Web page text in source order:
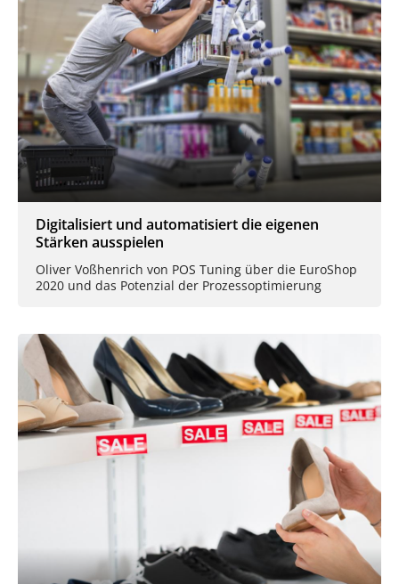
Digitalisiert und automatisiert die eigenen
Stärken ausspielen
Oliver Voßhenrich von POS Tuning über die EuroShop
2020 und das Potenzial der Prozessoptimierung